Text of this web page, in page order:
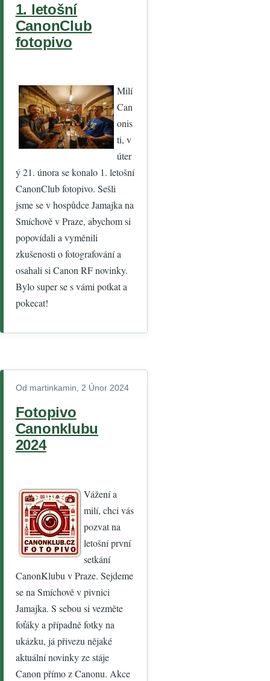
1. letošní
CanonClub
fotopivo
Milí
Can
onis
ti, v
úter
ý 21. února se konalo 1. letošní
CanonClub fotopivo. Sešli
jsme se v hospůdce Jamajka na
Smíchově v Praze, abychom si
popovídali a vyměnili
zkušenosti o fotografování a
osahali si Canon RF novinky.
Bylo super se s vámi potkat a
pokecat!
Od martinkamin, 2 Únor 2024
Fotopivo
Canonklubu
2024
Vážení a
milí, chci vás
pozvat na
letošní první
setkání
CanonKlubu v Praze. Sejdeme
se na Smíchově v pivnici
Jamajka. S sebou si vezměte
foťáky a případně fotky na
ukázku, já přivezu nějaké
aktuální novinky ze stáje
Canon přímo z Canonu. Akce